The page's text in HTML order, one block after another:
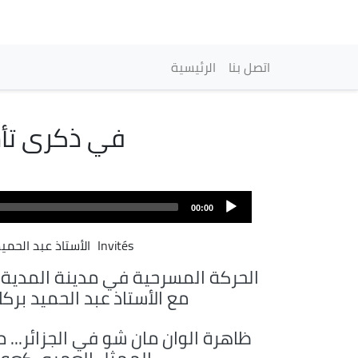
Main navigation
الرئيسية اتصل بنا
في ذكرى
00:00
Invités الأستاذ عبد
الحركة المسرحية في مدينة
مع الأستاذ عبد الحميد
ظاهرة الوان مان شو في الجزائر...